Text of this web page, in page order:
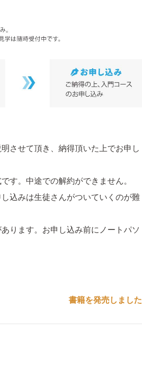
させて頂き、納得頂いた上でお申し
す。中途での解約ができません。
込みは生徒さんがついていくのが難
ります。お申し込み前にノートパソ
書籍を発売しました